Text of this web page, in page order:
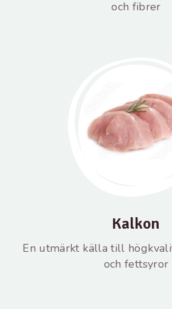
och fibrer
Kalkon
En utmärkt källa till
och fettsyror